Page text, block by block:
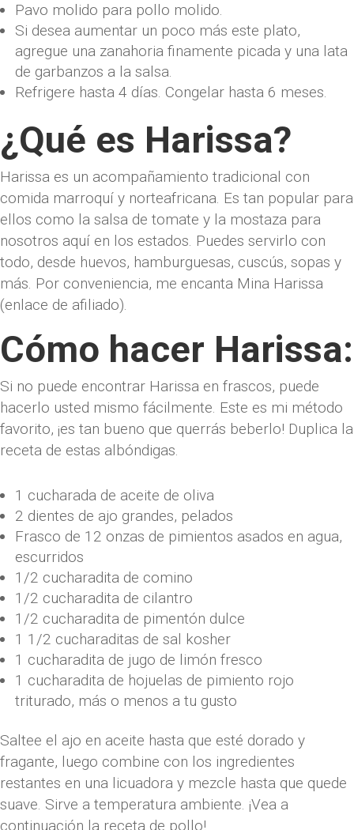
Pavo molido para pollo molido.
Si desea aumentar un poco más este plato,
agregue una zanahoria finamente picada y una lata
de garbanzos a la salsa.
Refrigere hasta 4 días. Congelar hasta 6 meses.
¿Qué es Harissa?
Harissa es un acompañamiento tradicional con
comida marroquí y norteafricana. Es tan popular para
ellos como la salsa de tomate y la mostaza para
nosotros aquí en los estados. Puedes servirlo con
todo, desde huevos, hamburguesas, cuscús, sopas y
más. Por conveniencia, me encanta Mina Harissa
(enlace de afiliado).
Cómo hacer Harissa:
Si no puede encontrar Harissa en frascos, puede
hacerlo usted mismo fácilmente. Este es mi método
favorito, ¡es tan bueno que querrás beberlo! Duplica la
receta de estas albóndigas.
1 cucharada de aceite de oliva
2 dientes de ajo grandes, pelados
Frasco de 12 onzas de pimientos asados ​​en agua,
escurridos
1/2 cucharadita de comino
1/2 cucharadita de cilantro
1/2 cucharadita de pimentón dulce
1 1/2 cucharaditas de sal kosher
1 cucharadita de jugo de limón fresco
1 cucharadita de hojuelas de pimiento rojo
triturado, más o menos a tu gusto
Saltee el ajo en aceite hasta que esté dorado y
fragante, luego combine con los ingredientes
restantes en una licuadora y mezcle hasta que quede
suave. Sirve a temperatura ambiente. ¡Vea a
continuación la receta de pollo!